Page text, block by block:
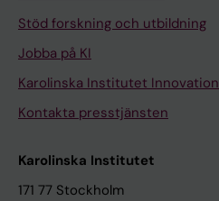
Stöd forskning och utbildning
Jobba på KI
Karolinska Institutet Innovation
Kontakta presstjänsten
Karolinska Institutet
171 77 Stockholm